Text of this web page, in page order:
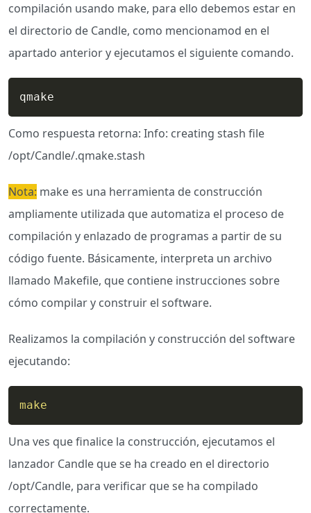
compilación usando make, para ello debemos estar en
el directorio de Candle, como mencionamod en el
apartado anterior y ejecutamos el siguiente comando.
qmake
Como respuesta retorna: Info: creating stash file
/opt/Candle/.qmake.stash
Nota: make es una herramienta de construcción
ampliamente utilizada que automatiza el proceso de
compilación y enlazado de programas a partir de su
código fuente. Básicamente, interpreta un archivo
llamado Makefile, que contiene instrucciones sobre
cómo compilar y construir el software.
Realizamos la compilación y construcción del software
ejecutando:
make
Una ves que finalice la construcción, ejecutamos el
lanzador Candle que se ha creado en el directorio
/opt/Candle, para verificar que se ha compilado
correctamente.